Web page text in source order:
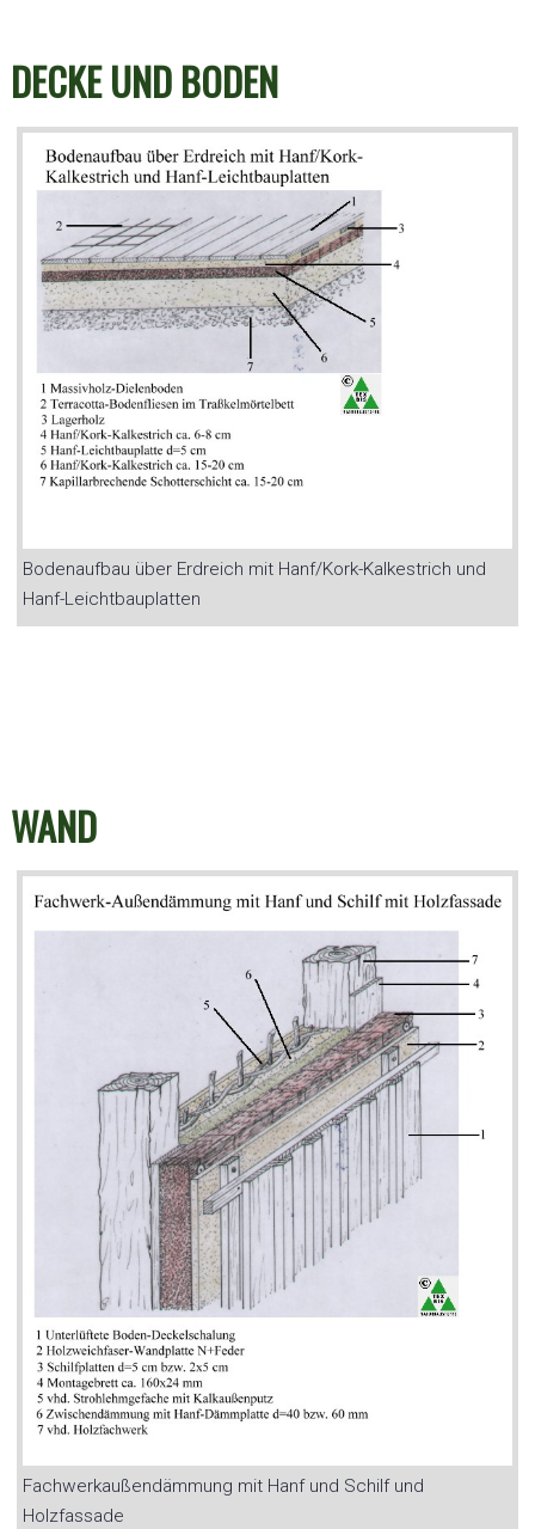
DECKE UND BODEN
Bodenaufbau über Erdreich mit Hanf/Kork-Kalkestrich und
Hanf-Leichtbauplatten
WAND
Fachwerkaußendämmung mit Hanf und Schilf und
Holzfassade